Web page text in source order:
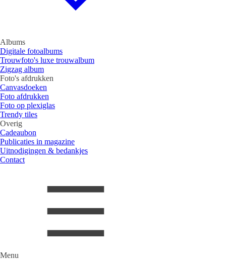
Albums
Digitale fotoalbums
Trouwfoto's luxe trouwalbum
Zigzag album
Foto's afdrukken
Canvasdoeken
Foto afdrukken
Foto op plexiglas
Trendy tiles
Overig
Cadeaubon
Publicaties in magazine
Uitnodigingen & bedankjes
Contact
Menu